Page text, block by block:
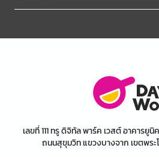
เลขที่ 111 ทรู ดิจิทัล พาร์ค เวสต์ อาคารยู
ถนนสุขุมวิท แขวงบางจาก เขตพระ